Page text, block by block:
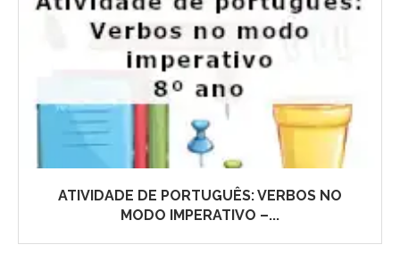
ATIVIDADE DE PORTUGUÊS: VERBOS NO
MODO IMPERATIVO –...